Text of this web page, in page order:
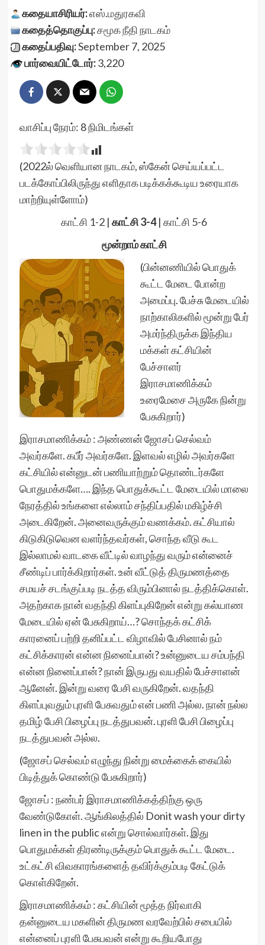
கதையாசிரியர்:எஸ்.மதுரகவி
கதைத்தொகுப்பு:சமூக நீதிநாடகம்
கதைப்பதிவு:September 7, 2025
பார்வையிட்டோர்:3,220
வாசிப்பு நேரம்: 8நிமிடங்கள்
(2022ல் வெளியான நாடகம், ஸ்கேன் செய்யப்பட்ட
படக்கோப்பிலிருந்து எளிதாக படிக்கக்கூடிய உரையாக
மாற்றியுள்ளோம்)
காட்சி 1-2 | காட்சி 3-4| காட்சி 5-6
மூன்றாம் காட்சி
(பின்னணியில் பொதுக்
கூட்ட மேடை போன்ற
அமைப்பு. பேச்சு மேடையில்
நாற்காலிகளில் மூன்று பேர்
அமர்ந்திருக்க இந்திய
மக்கள் கட்சியின்
பேச்சாளர்
இராசமாணிக்கம்
உரைமேசை அருகே நின்று
பேசுகிறார்)
இராசமாணிக்கம் : அண்ணன் ஜோசப் செல்வம்
அவர்களே. கபீர் அவர்களே. இளவல் எழில் அவர்களே
கட்சியில் என்னுடன் பணியாற்றும் தொண்டர்களே
பொதுமக்களே…. இந்த பொதுக்கூட்ட மேடையில் மாலை
நேரத்தில் உங்களை எல்லாம் சந்திப்பதில் மகிழ்ச்சி
அடைகிறேன். அனைவருக்கும் வணக்கம். கட்சியால்
கிடுகிடுவென வளர்ந்தவர்கள், சொந்த வீடு கூட
இல்லாமல் வாடகை வீட்டில் வாழந்து வரும் என்னைச்
சீண்டிப் பார்க்கிறார்கள். உன் வீட்டுத் திருமணத்தை
சமயச் சடங்குப்படி நடத்த விரும்பினால் நடத்திக்கொள்.
அதற்காக நான் வதந்தி கிளப்புகிறேன் என்று கல்யாண
மேடையில் ஏன் பேசுகிறாய்…? சொந்தக் கட்சிக்
காரனைப் பற்றி தனிப்பட்ட விழாவில் பேசினால் நம்
கட்சிக்காரன் என்ன நினைப்பான்? உன்னுடைய சம்பந்தி
என்ன நினைப்பான்? நான் இருபது வயதில் பேச்சாளன்
ஆனேன். இன்று வரை பேசி வருகிறேன். வதந்தி
கிளப்புவதும் புரளி பேசுவதும் என் பணி அல்ல. நான் நல்ல
தமிழ் பேசி பிழைப்பு நடத்துபவன். புரளி பேசி பிழைப்பு
நடத்துபவன் அல்ல.
(ஜோசப் செல்வம் எழுந்து நின்று மைக்கைக் கையில்
பிடித்துக் கொண்டு பேசுகிறார்)
ஜோசப் : நண்பர் இராசமாணிக்கத்திற்கு ஒரு
வேண்டுகோள். ஆங்கிலத்தில் Donit wash your dirty
linen in the public என்று சொல்வார்கள். இது
பொதுமக்கள் திரண்டிருக்கும் பொதுக் கூட்ட மேடை.
உட்கட்சி விவகாரங்களைத் தவிர்க்கும்படி கேட்டுக்
கொள்கிறேன்.
இராசமாணிக்கம் : கட்சியின் மூத்த நிர்வாகி
தன்னுடைய மகளின் திருமண வரவேற்பில் சபையில்
என்னைப் புரளி பேசுபவன் என்று கூறியபோது